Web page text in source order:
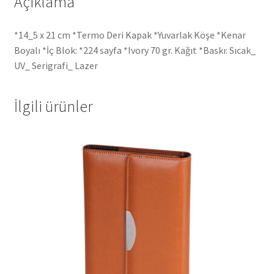
*14_5 x 21 cm *Termo Deri Kapak *Yuvarlak Köşe *Kenar
Boyalı *İç Blok: *224 sayfa *Ivory 70 gr. Kağıt *Baskı: Sıcak_
UV_ Serigrafi_ Lazer
İlgili ürünler